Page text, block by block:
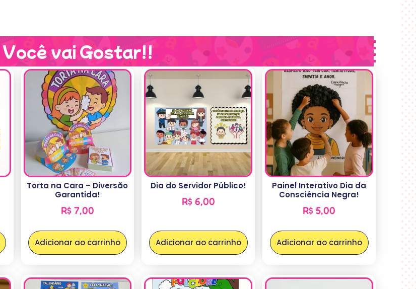
Você vai Gostar!!
Torta na Cara – Diversão
Garantida!
R$7,00
Adicionar ao carrinho
Dia do Servidor Público!
R$6,00
Adicionar ao carrinho
Painel Interativo Dia da
Consciência Negra!
R$ 5,00
Adicionar ao carrinho